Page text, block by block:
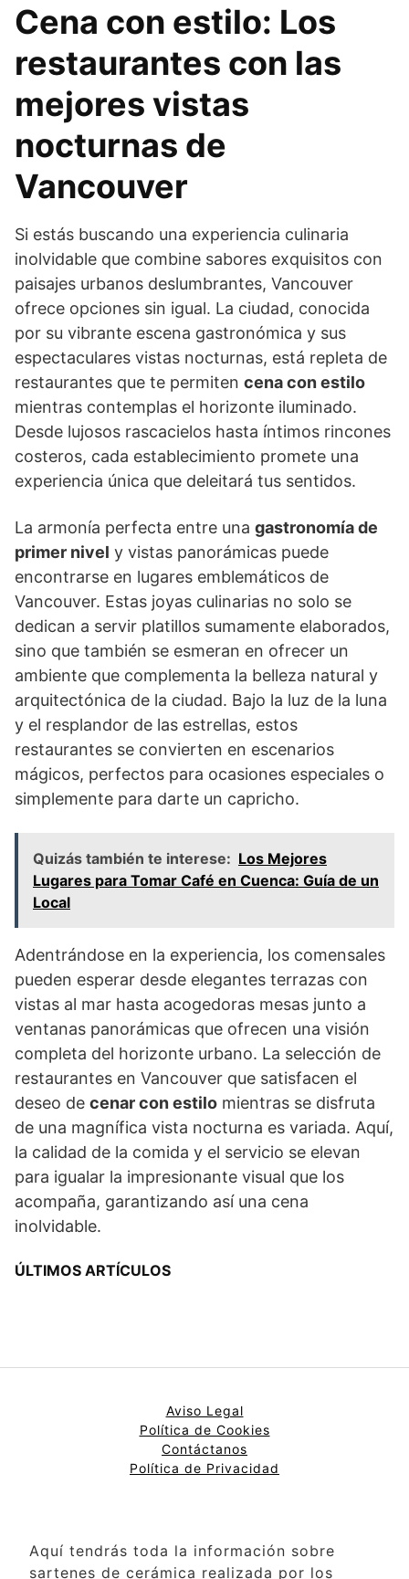
Cena con estilo: Los
restaurantes con las
mejores vistas
nocturnas de
Vancouver
Si estás buscando una experiencia culinaria
inolvidable que combine sabores exquisitos con
paisajes urbanos deslumbrantes, Vancouver
ofrece opciones sin igual. La ciudad, conocida
por su vibrante escena gastronómica y sus
espectaculares vistas nocturnas, está repleta de
restaurantes que te permiten cena con estilo
mientras contemplas el horizonte iluminado.
Desde lujosos rascacielos hasta íntimos rincones
costeros, cada establecimiento promete una
experiencia única que deleitará tus sentidos.
La armonía perfecta entre una gastronomía de
primer nivel y vistas panorámicas puede
encontrarse en lugares emblemáticos de
Vancouver. Estas joyas culinarias no solo se
dedican a servir platillos sumamente elaborados,
sino que también se esmeran en ofrecer un
ambiente que complementa la belleza natural y
arquitectónica de la ciudad. Bajo la luz de la luna
y el resplandor de las estrellas, estos
restaurantes se convierten en escenarios
mágicos, perfectos para ocasiones especiales o
simplemente para darte un capricho.
Quizás también te interese: Los Mejores
Lugares para Tomar Café en Cuenca: Guía de un
Local
Adentrándose en la experiencia, los comensales
pueden esperar desde elegantes terrazas con
vistas al mar hasta acogedoras mesas junto a
ventanas panorámicas que ofrecen una visión
completa del horizonte urbano. La selección de
restaurantes en Vancouver que satisfacen el
deseo de cenar con estilo mientras se disfruta
de una magnífica vista nocturna es variada. Aquí,
la calidad de la comida y el servicio se elevan
para igualar la impresionante visual que los
acompaña, garantizando así una cena
inolvidable.
ÚLTIMOS ARTÍCULOS
Aviso Legal
Política de Cookies
Contáctanos
Política de Privacidad
Aquí tendrás toda la información sobre
sartenes de cerámica realizada por los